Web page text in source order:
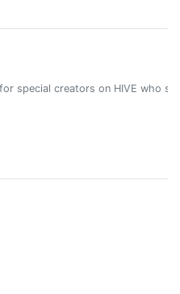
special creators on HIVE who